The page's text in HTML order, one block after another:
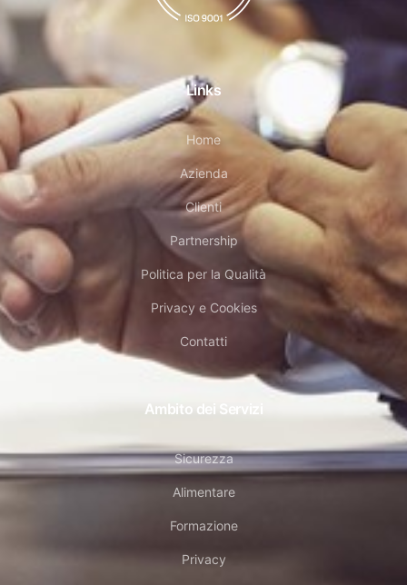
Links
Home
Azienda
Clienti
Partnership
Politica per la Qualità
Privacy e Cookies
Contatti
Ambito dei Servizi
Sicurezza
Alimentare
Formazione
Privacy